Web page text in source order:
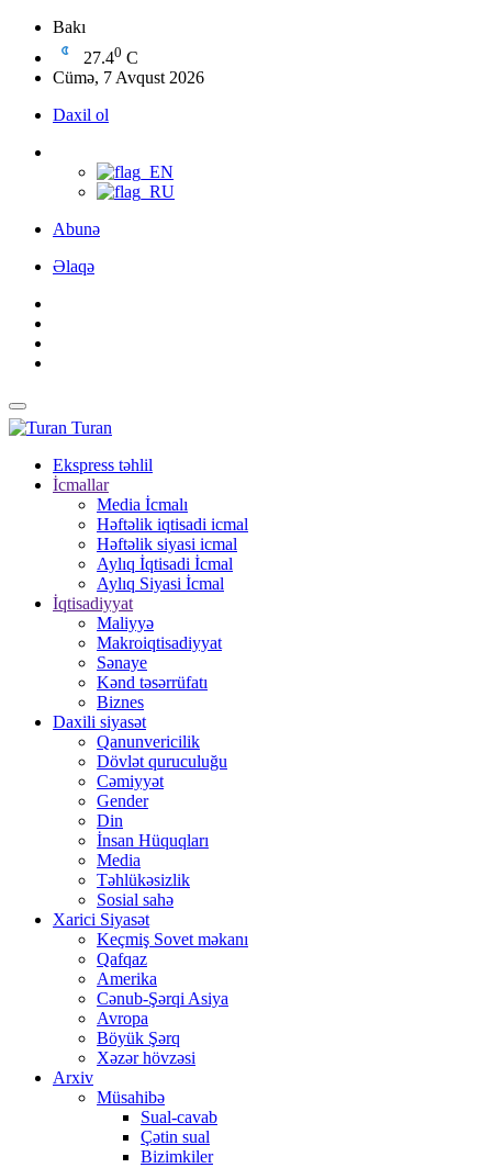
Bakı
27.40 C
Cümə, 7 Avqust 2026
Daxil ol
Abunə
Əlaqə
Turan
Ekspress təhlil
İcmallar
Media İcmalı
Həftəlik iqtisadi icmal
Həftəlik siyasi icmal
Aylıq İqtisadi İcmal
Aylıq Siyasi İcmal
İqtisadiyyat
Maliyyə
Makroiqtisadiyyat
Sənaye
Kənd təsərrüfatı
Biznes
Daxili siyasət
Qanunvericilik
Dövlət quruculuğu
Cəmiyyət
Gender
Din
İnsan Hüquqları
Media
Təhlükəsizlik
Sosial sahə
Xarici Siyasət
Keçmiş Sovet məkanı
Qafqaz
Amerika
Cənub-Şərqi Asiya
Avropa
Böyük Şərq
Xəzər hövzəsi
Arxiv
Müsahibə
Sual-cavab
Çətin sual
Bizimkiler